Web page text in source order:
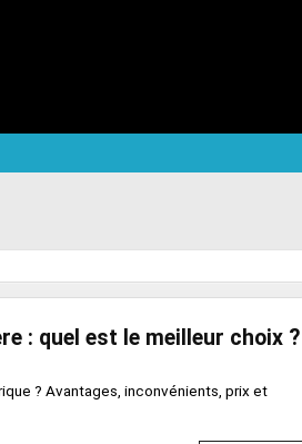
: quel est le meilleur choix ?
? Avantages, inconvénients, prix et